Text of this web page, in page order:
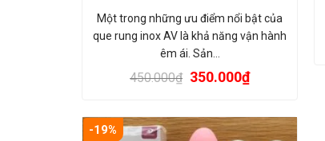
Một trong những ưu điểm nổi bật của
que rung inox AV là khả năng vận hành
êm ái. Sản…
450.000₫ 350.000₫
-19%